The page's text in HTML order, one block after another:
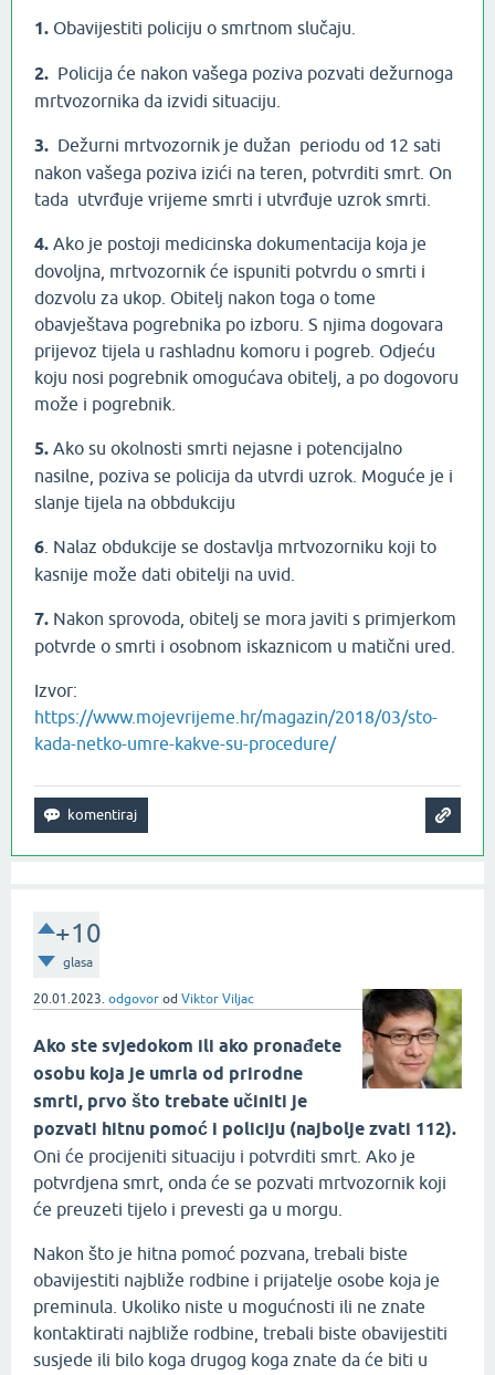
1. Obavijestiti policiju o smrtnom slučaju.
2. Policija će nakon vašega poziva pozvati dežurnoga
mrtvozornika da izvidi situaciju.
3. Dežurni mrtvozornik je dužan periodu od 12 sati
nakon vašega poziva izići na teren, potvrditi smrt. On
tada utvrđuje vrijeme smrti i utvrđuje uzrok smrti.
4. Ako je postoji medicinska dokumentacija koja je
dovoljna, mrtvozornik će ispuniti potvrdu o smrti i
dozvolu za ukop. Obitelj nakon toga o tome
obavještava pogrebnika po izboru. S njima dogovara
prijevoz tijela u rashladnu komoru i pogreb. Odjeću
koju nosi pogrebnik omogućava obitelj, a po dogovoru
može i pogrebnik.
5. Ako su okolnosti smrti nejasne i potencijalno
nasilne, poziva se policija da utvrdi uzrok. Moguće je i
slanje tijela na obbdukciju
6 . Nalaz obdukcije se dostavlja mrtvozorniku koji to
kasnije može dati obitelji na uvid.
7. Nakon sprovoda, obitelj se mora javiti s primjerkom
potvrde o smrti i osobnom iskaznicom u matični ured.
Izvor:
https://www.mojevrijeme.hr/magazin/2018/03/sto-
kada-netko-umre-kakve-su-procedure/
+10
glasa
20.01.2023. odgovor od Viktor Viljac
Ako ste svjedokom ili ako pronađete
osobu koja je umrla od prirodne
smrti, prvo što trebate učiniti je
pozvati hitnu pomoć i policiju (najbolje zvati 112).
Oni će procijeniti situaciju i potvrditi smrt. Ako je
potvrdjena smrt, onda će se pozvati mrtvozornik koji
će preuzeti tijelo i prevesti ga u morgu.
Nakon što je hitna pomoć pozvana, trebali biste
obavijestiti najbliže rodbine i prijatelje osobe koja je
preminula. Ukoliko niste u mogućnosti ili ne znate
kontaktirati najbliže rodbine, trebali biste obavijestiti
susjede ili bilo koga drugog koga znate da će biti u